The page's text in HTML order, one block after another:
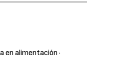
en alimentación ·